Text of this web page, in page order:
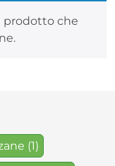
(1)
prodotto che